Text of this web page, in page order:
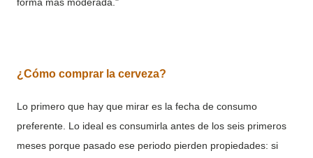
¿Cómo comprar la cerveza?
Lo primero que hay que mirar es la fecha de consumo
preferente. Lo ideal es consumirla antes de los seis primeros
meses porque pasado ese periodo pierden propiedades: si